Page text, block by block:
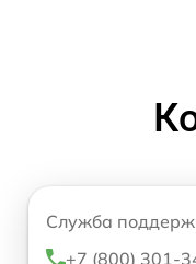
Служба
+7 (800) 301-